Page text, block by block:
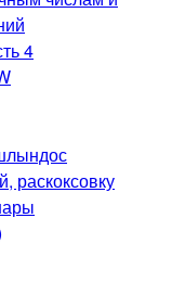
4
раскоксовку